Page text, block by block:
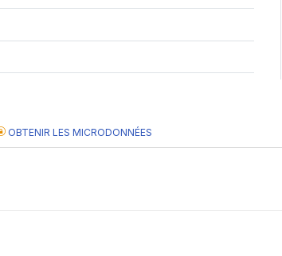
OBTENIR LES MICRODONNÉES